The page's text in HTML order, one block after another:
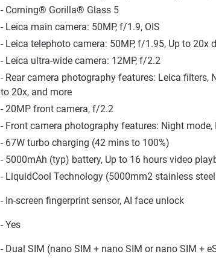
- Corning®️ Gorilla®️ Glass 5
- Leica main camera: 50MP, f/1.9, OIS
- Leica telephoto camera: 50MP, f/1.95, Up to 20x
- Leica ultra-wide camera: 12MP, f/2.2
- Rear camera photography features: Leica filters,
to 20x, and more
- 20MP front camera, f/2.2
- Front camera photography features: Night mode,
- 67W turbo charging (42 mins to 100%)
- 5000mAh (typ) battery, Up to 16 hours video
- LiquidCool Technology (5000mm2 stainless
- In-screen fingerprint sensor, AI face unlock
- Yes
- Dual SIM (nano SIM + nano SIM or nano SIM +